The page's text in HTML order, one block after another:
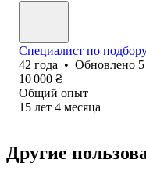
Специалист по
42 года • Обновлено
10 000 ₴
Общий опыт
15 лет 4 месяца
Другие